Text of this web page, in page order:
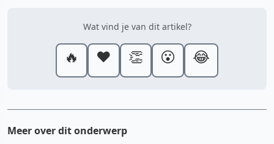
Wat vind je van dit artikel?
🔥 ❤️ 👏 😮 😂
Meer over dit onderwerp